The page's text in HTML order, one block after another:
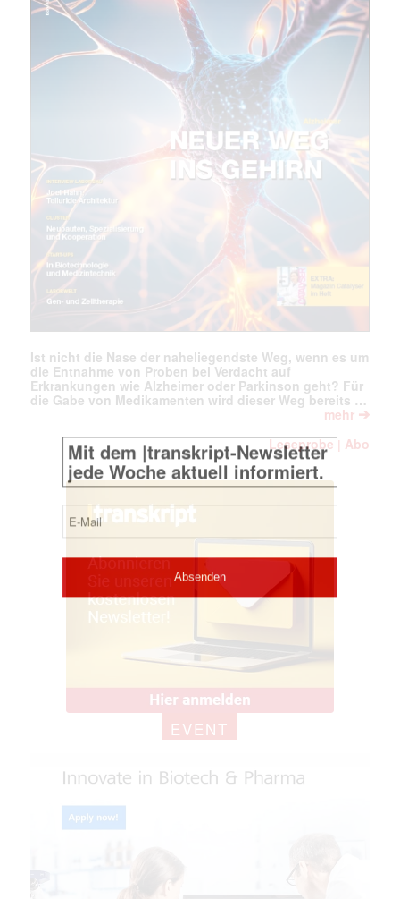
Mit dem |transkript-Newsletter
jede Woche aktuell informiert.
E-
Mail
Ist nicht die Nase der naheliegendste Weg, wenn es um
die Entnahme von Proben bei Verdacht auf
Erkrankungen wie Alzheimer oder Parkinson geht? Für
die Gabe von Medikamenten wird dieser Weg bereits …
mehr ➔
Leseprobe| Abo
EVENT